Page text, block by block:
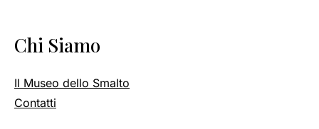
Chi Siamo
Il Museo dello Smalto
Contatti